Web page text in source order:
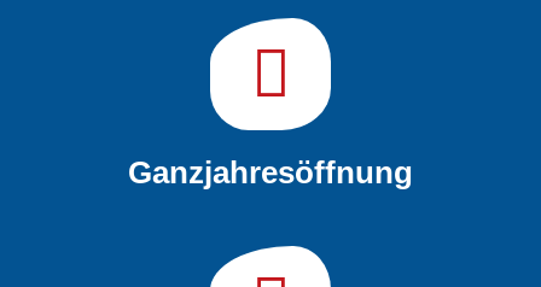
Ganzjahresöffnung